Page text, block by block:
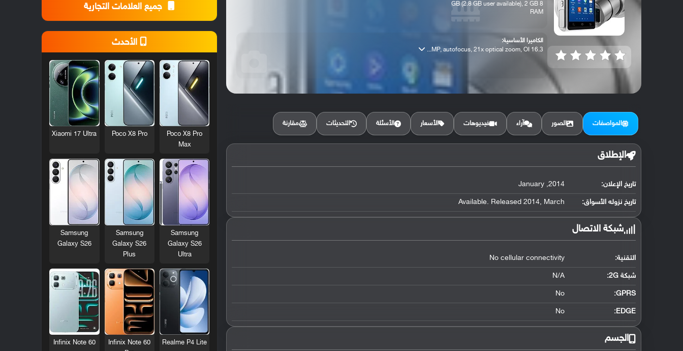
8 GB (2.8 GB user available), 2 GB
RAM
الكاميرا الأساسية:
16.3 MP, autofocus, 21x optical zoom, OI...
المواصفات الصور آراء فيديوهات الأسعار الأسئلة التحديثات مقارنة
الإطلاق
تاريخ الإعلان: 2014, January
تاريخ نزوله الأسواق: Available. Released 2014, March
شبكة الاتصال
التقنية: No cellular connectivity
شبكة 2G: N/A
GPRS:
No
EDGE:
No
الجسم
جميع العلامات التجارية
الأحدث
Poco X8 Pro
Max
Poco X8 Pro
Xiaomi 17 Ultra
Samsung
Galaxy S26
Ultra
Samsung
Galaxy S26
Plus
Samsung
Galaxy S26
Realme P4 Lite
Infinix Note 60
Infinix Note 60